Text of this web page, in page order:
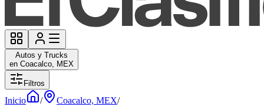
Autos y Trucks
en Coacalco, MEX
Filtros
Inicio / Coacalco, MEX/